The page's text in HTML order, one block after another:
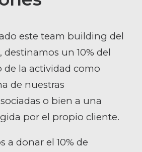
este team building del
destinamos un 10% del
de la actividad como
de nuestras
o bien a una
por el propio cliente.
a donar el 10% de